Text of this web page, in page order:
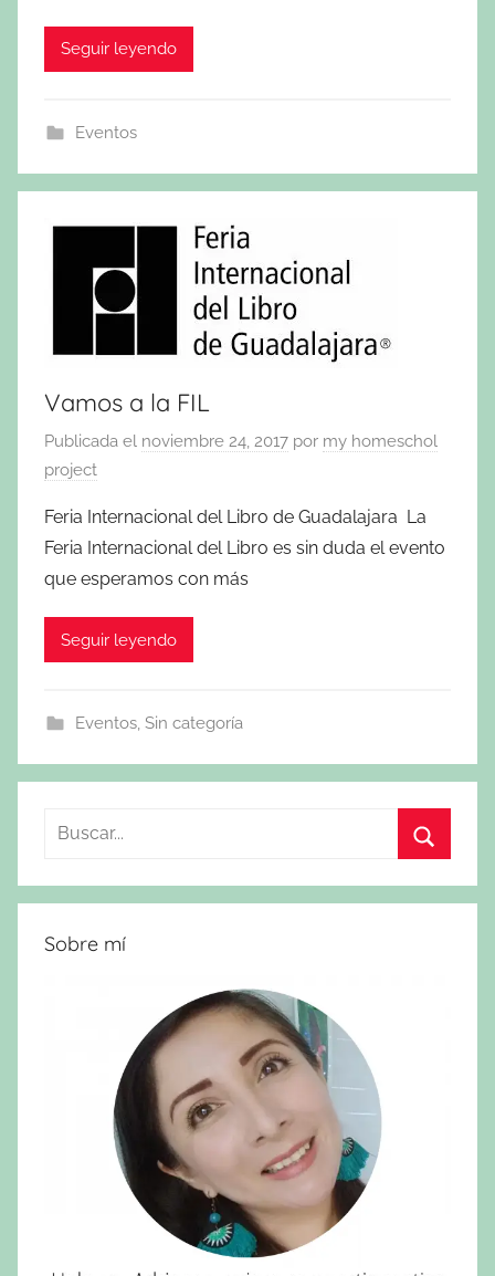
Seguir leyendo
Eventos
Vamos a la FIL
Publicada el noviembre 24, 2017 por my homeschol
project
Feria Internacional del Libro de Guadalajara La
Feria Internacional del Libro es sin duda el evento
que esperamos con más
Seguir leyendo
Eventos, Sin categoría
Buscar:
Sobre mí